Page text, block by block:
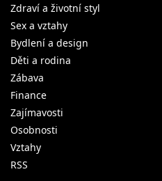
Zdraví a životní styl
Sex a vztahy
Bydlení a design
Děti a rodina
Zábava
Finance
Zajímavosti
Osobnosti
Vztahy
RSS